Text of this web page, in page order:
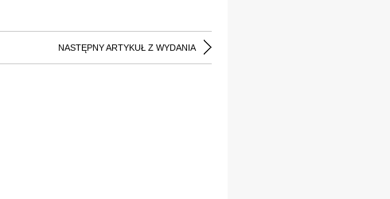
NASTĘPNY ARTYKUŁ Z WYDANIA